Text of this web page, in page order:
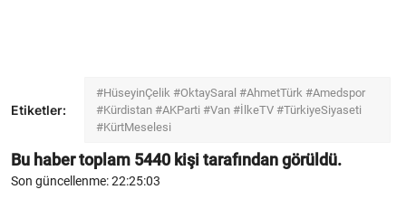
Etiketler:
#HüseyinÇelik #OktaySaral #AhmetTürk #Amedspor
#Kürdistan #AKParti #Van #İlkeTV #TürkiyeSiyaseti
#KürtMeselesi
Bu haber toplam 5440 kişi tarafından görüldü.
Son güncellenme: 22:25:03